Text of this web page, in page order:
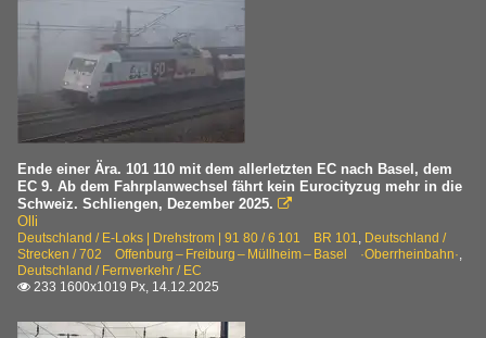
Triebzüge | 93 85 HGV
0 503 RABe 503 ·SBB· Astoro
Züge im Auslandsverkehr
EC
Ende einer Ära. 101 110 mit dem allerletzten EC nach Basel, dem
EC 9. Ab dem Fahrplanwechsel fährt kein Eurocityzug mehr in die
Schweiz. Schliengen, Dezember 2025. 
Olli
Deutschland / E-Loks | Drehstrom | 91 80 / 6 101 BR 101, Deutschland /
Strecken / 702 Offenburg – Freiburg – Müllheim – Basel ·Oberrheinbahn·,
Deutschland / Fernverkehr / EC
 233 1600x1019 Px, 14.12.2025